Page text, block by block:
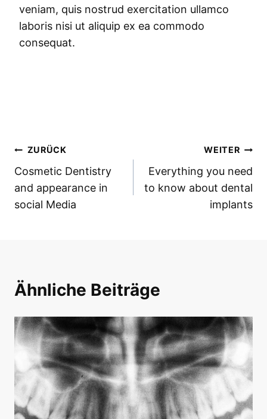
veniam, quis nostrud exercitation ullamco
laboris nisi ut aliquip ex ea commodo
consequat.
Beitragsnavigation
ZURÜCK
Cosmetic Dentistry
and appearance in
social Media
WEITER
Everything you need
to know about dental
implants
Ähnliche Beiträge